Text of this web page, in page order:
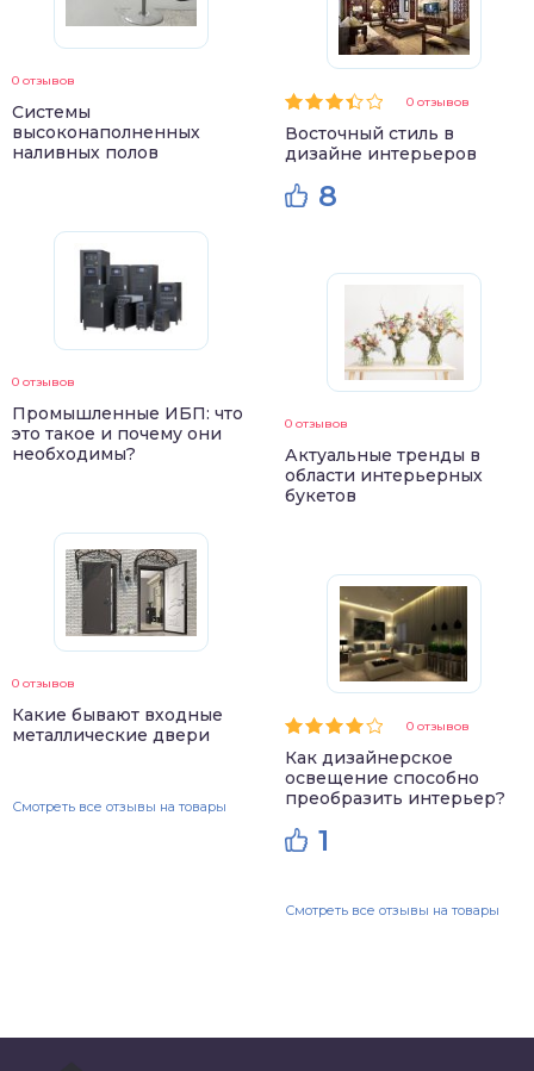
0 отзывов
Системы
высоконаполненных
наливных полов
0 отзывов
Промышленные ИБП: что
это такое и почему они
необходимы?
0 отзывов
Какие бывают входные
металлические двери
Смотреть все отзывы на товары
0 отзывов
Восточный стиль в
дизайне интерьеров
8
0 отзывов
Актуальные тренды в
области интерьерных
букетов
0 отзывов
Как дизайнерское
освещение способно
преобразить интерьер?
1
Смотреть все отзывы на товары